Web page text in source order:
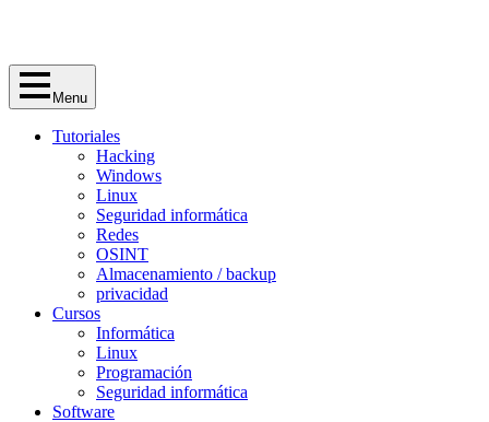
Menu
Tutoriales
Hacking
Windows
Linux
Seguridad informática
Redes
OSINT
Almacenamiento / backup
privacidad
Cursos
Informática
Linux
Programación
Seguridad informática
Software